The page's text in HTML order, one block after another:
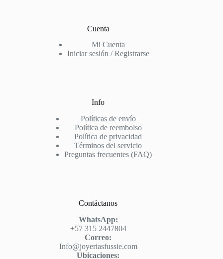
Cuenta
Mi Cuenta
Iniciar sesión / Registrarse
Info
Políticas de envío
Política de reembolso
Política de privacidad
Términos del servicio
Preguntas frecuentes (FAQ)
Contáctanos
WhatsApp:
+57 315 2447804
Correo:
Info@joyeriasfussie.com
Ubicaciones: